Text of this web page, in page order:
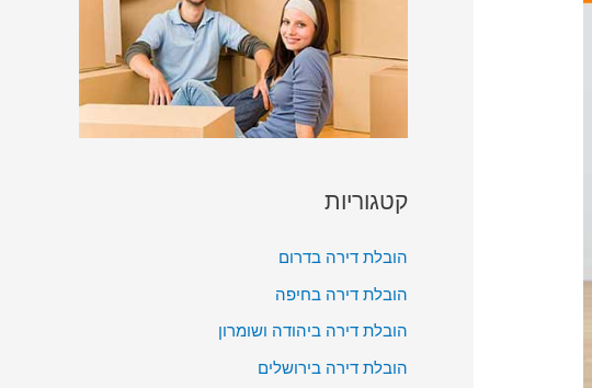
קטגוריות
הובלת דירה בדרום
הובלת דירה בחיפה
הובלת דירה ביהודה ושומרון
הובלת דירה בירושלים